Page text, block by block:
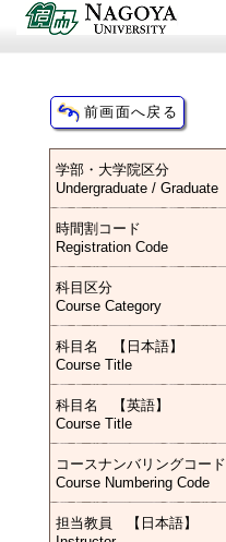
学部・大学院区分
Undergraduate / Graduate
時間割コード
Registration Code
科目区分
Course Category
科目名 【日本語】
Course Title
科目名 【英語】
Course Title
コースナンバリングコード
Course Numbering Code
担当教員 【日本語】